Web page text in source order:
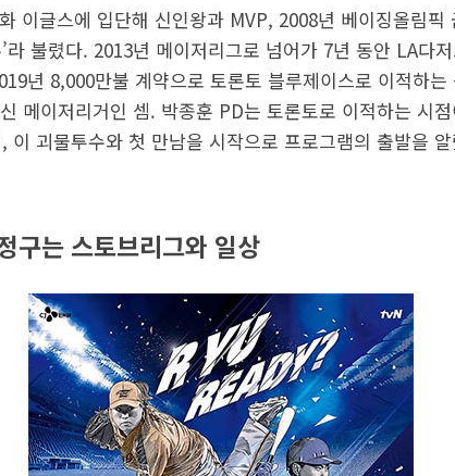
이글스에 입단해 신인왕과 MVP, 2008년 베이징올림픽
라 불렸다. 2013년 메이저리그로 넘어가 7년 동안 LA다
년 8,000만불 계약으로 토론토 블루제이스로 이적하
메이저리거인 셈. 박종훈 PD는 토론토로 이적하는 시
이 괴물투수와 첫 만남을 시작으로 프로그램의 출발을
구는 스토브리그와 일상